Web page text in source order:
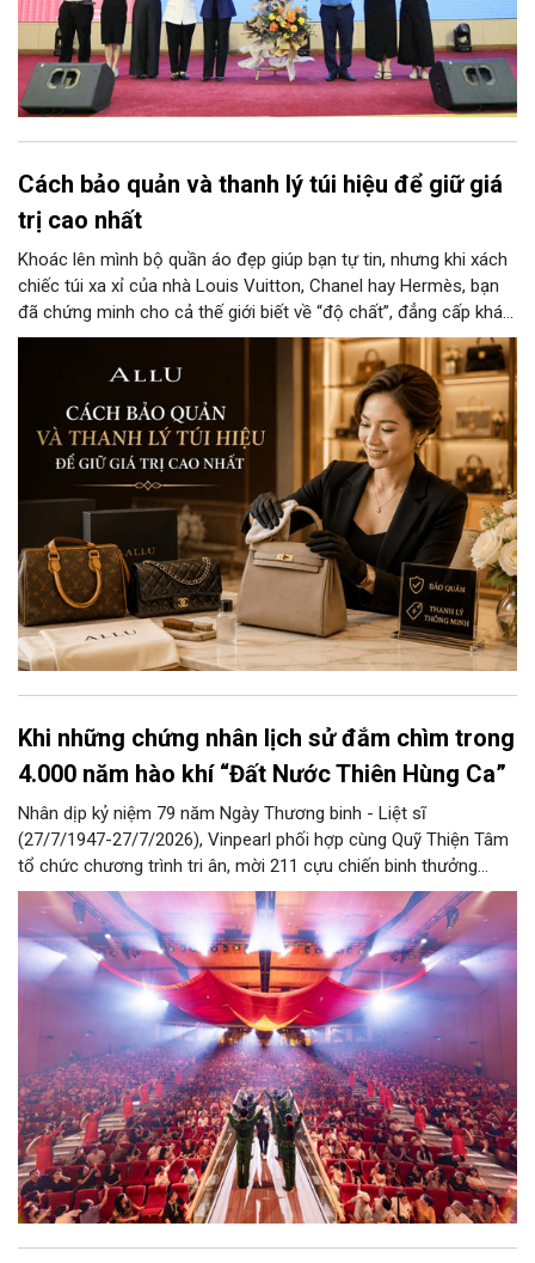
Cách bảo quản và thanh lý túi hiệu để giữ giá
trị cao nhất
Khoác lên mình bộ quần áo đẹp giúp bạn tự tin, nhưng khi xách
chiếc túi xa xỉ của nhà Louis Vuitton, Chanel hay Hermès, bạn
đã chứng minh cho cả thế giới biết về “độ chất”, đẳng cấp khác
biệt và gu thẩm mỹ tinh tế của người chủ sở hữu. Nếu bạn
muốn giữ những chiếc túi này mới nguyên như vừa bóc tem hay
đôi khi cần thanh lý cho các cửa hàng với giá cao thì đừng bỏ
qua cách bảo quản chính xác nhất dưới đây nhé.
Khi những chứng nhân lịch sử đắm chìm trong
4.000 năm hào khí “Đất Nước Thiên Hùng Ca”
Nhân dịp kỷ niệm 79 năm Ngày Thương binh - Liệt sĩ
(27/7/1947-27/7/2026), Vinpearl phối hợp cùng Quỹ Thiện Tâm
tổ chức chương trình tri ân, mời 211 cựu chiến binh thưởng
thức show diễn “Đất Nước Thiên Hùng Ca” tại Vinpearl Theatre
Ocean City. Phản hồi xúc động của chính những người từng đi
qua chiến tranh đã góp phần khẳng định ý nghĩa nhân văn và
giá trị lan tỏa của tác phẩm nghệ thuật lấy cảm hứng từ hơn
4.000 năm lịch sử, văn hóa và bản sắc Việt Nam.